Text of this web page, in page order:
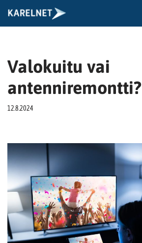
Siirry
Valokuitu vai
antenniremontti?
12.8.2024